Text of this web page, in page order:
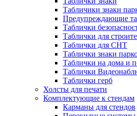
Табличики знаки
Предупреждающие
Таблички
Таблички для
Таблички для СНТ
Таблички знаки
Таблички на дома и
Таблички
Таблички герб
Холсты для печати
Комплектующие к стендам
Карманы для стендов